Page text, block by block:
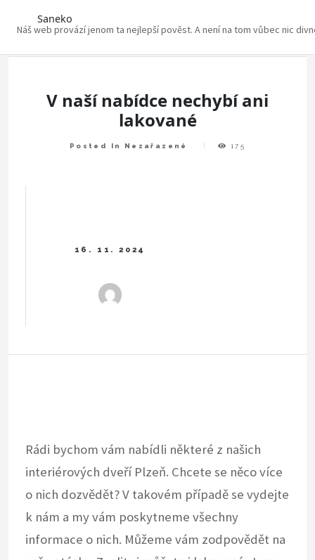
Saneko
Náš web provází jenom ta nejlepší pověst. A není na tom vůbec nic
V naší nabídce nechybí ani
lakované
Posted In Nezařazené 175
Rádi bychom vám nabídli některé z našich
interiérových dveří Plzeň. Chcete se něco více
o nich dozvědět? V takovém případě se vydejte
k nám a my vám poskytneme všechny
informace o nich. Můžeme vám zodpovědět na